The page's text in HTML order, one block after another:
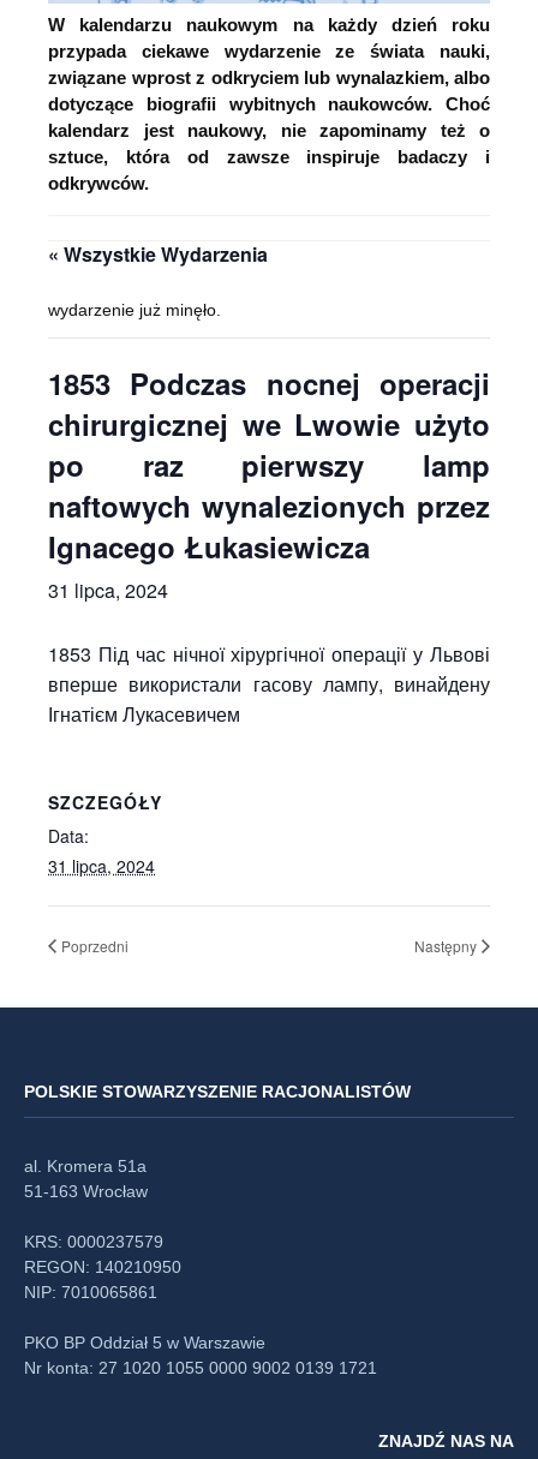
W kalendarzu naukowym na każdy dzień roku
przypada ciekawe wydarzenie ze świata nauki,
związane wprost z odkryciem lub wynalazkiem, albo
dotyczące biografii wybitnych naukowców. Choć
kalendarz jest naukowy, nie zapominamy też o
sztuce, która od zawsze inspiruje badaczy i
odkrywców.
« Wszystkie Wydarzenia
wydarzenie już minęło.
1853 Podczas nocnej operacji
chirurgicznej we Lwowie użyto
po raz pierwszy lamp
naftowych wynalezionych przez
Ignacego Łukasiewicza
31 lipca, 2024
1853 Під час нічної хірургічної операції у Львові
вперше використали гасову лампу, винайдену
Ігнатієм Лукасевичем
SZCZEGÓŁY
Data:
31 lipca, 2024
Poprzedni Następny
POLSKIE STOWARZYSZENIE RACJONALISTÓW
al. Kromera 51a
51-163 Wrocław
KRS: 0000237579
REGON: 140210950
NIP: 7010065861
PKO BP Oddział 5 w Warszawie
Nr konta: 27 1020 1055 0000 9002 0139 1721
ZNAJDŹ NAS NA